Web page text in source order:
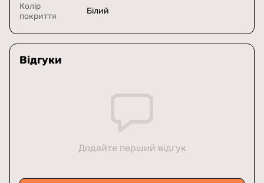
Колір
покриття
Білий
Відгуки
Додайте перший відгук